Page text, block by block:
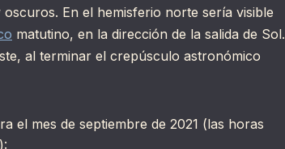
En el hemisferio norte sería visible
matutino, en la dirección de la salida de Sol.
al terminar el crepúsculo astronómico
el mes de septiembre de 2021 (las horas